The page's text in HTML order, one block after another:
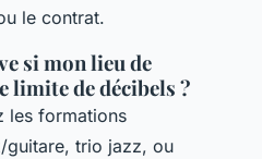
le contrat.
si mon lieu de
limite de décibels ?
les formations
guitare, trio jazz, ou